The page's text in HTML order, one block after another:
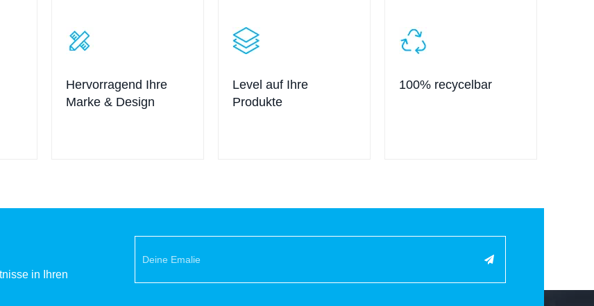
Hervorragend Ihre
Marke & Design
Level auf Ihre
Produkte
100% recycelbar
in Ihren